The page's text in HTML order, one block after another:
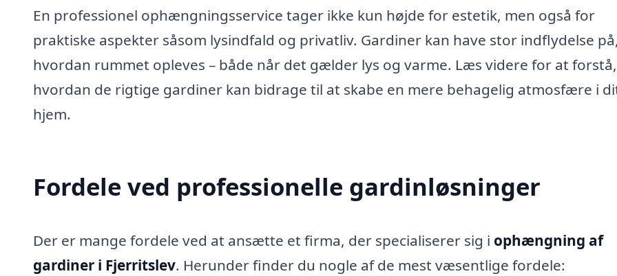
En professionel ophængningsservice tager ikke kun højde for estetik, men også for
praktiske aspekter såsom lysindfald og privatliv. Gardiner kan have stor indflydelse
hvordan rummet opleves – både når det gælder lys og varme. Læs videre for at forstå,
hvordan de rigtige gardiner kan bidrage til at skabe en mere behagelig atmosfære i
hjem.
Fordele ved professionelle gardinløsninger
Der er mange fordele ved at ansætte et firma, der specialiserer sig i ophængning af
gardiner i Fjerritslev. Herunder finder du nogle af de mest væsentlige fordele: